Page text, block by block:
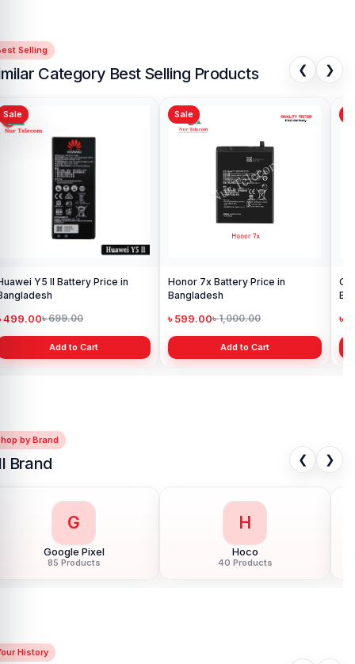
Selling
Category Best Selling Products ❮ ❯
Sale
Original Huawei Mate 20 Pro
Battery price in Bangladesh
৳ 599.00৳ 1,000.00
Add to Cart
Sale
Original Huawei Nexus 6P
Battery price in Bangladesh
৳ 1,000.00
Add to Cart
by Brand
Brand ❮ ❯
G
Google Pixel
85 Products
H
Hoco
40 Products
History